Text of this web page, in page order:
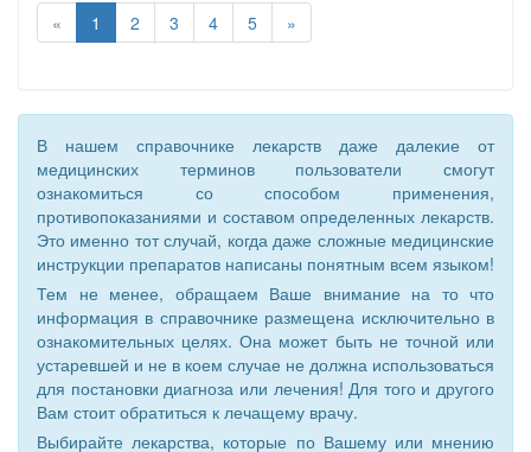
« 1 2 3 4 5 »
В нашем справочнике лекарств даже далекие от
медицинских терминов пользователи смогут
ознакомиться со способом применения,
противопоказаниями и составом определенных лекарств.
Это именно тот случай, когда даже сложные медицинские
инструкции препаратов написаны понятным всем языком!
Тем не менее, обращаем Ваше внимание на то что
информация в справочнике размещена исключительно в
ознакомительных целях. Она может быть не точной или
устаревшей и не в коем случае не должна использоваться
для постановки диагноза или лечения! Для того и другого
Вам стоит обратиться к лечащему врачу.
Выбирайте лекарства, которые по Вашему или мнению